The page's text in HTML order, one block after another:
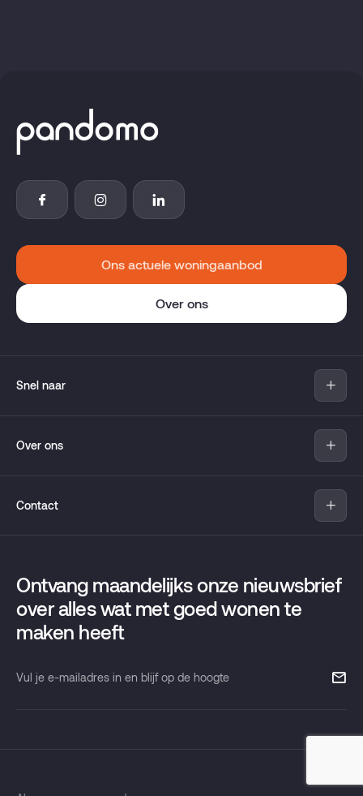
Ons actuele woningaanbod
Over ons
Snel naar
Nieuwbouw
Aankopen
Over ons
Move
Onze maandelijkse nieuwsbrief
Contact
9723 DT Groningen
T050 853 37 33
Ontvang maandelijks onze nieuwsbrief
over alles wat met goed wonen te
maken heeft
Vul